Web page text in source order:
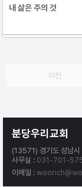
내 삶은 주의 것
이전
분당우리교회
(13571) 경기도 성남시
사무실 : 031-701-
이메일 :